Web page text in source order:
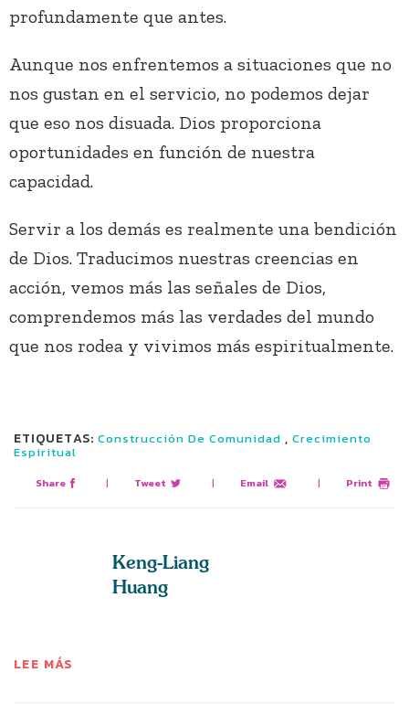
profundamente que antes.
Aunque nos enfrentemos a situaciones que no
nos gustan en el servicio, no podemos dejar
que eso nos disuada. Dios proporciona
oportunidades en función de nuestra
capacidad.
Servir a los demás es realmente una bendición
de Dios. Traducimos nuestras creencias en
acción, vemos más las señales de Dios,
comprendemos más las verdades del mundo
que nos rodea y vivimos más espiritualmente.
ETIQUETAS: Construcción De Comunidad ,Crecimiento
Espiritual
Share | Tweet | Email | Print
Keng-Liang
Huang
LEE MÁS